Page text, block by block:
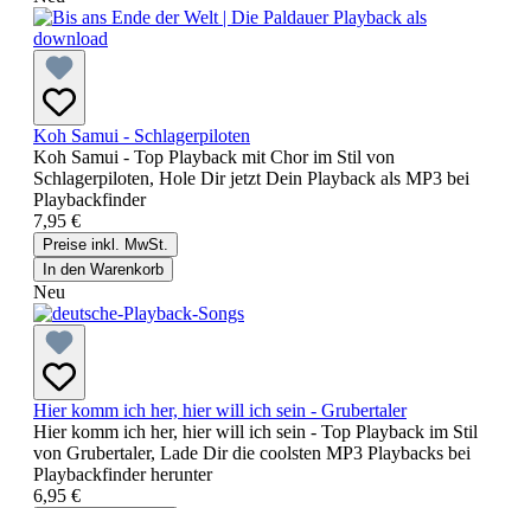
Koh Samui - Schlagerpiloten
Koh Samui - Top Playback mit Chor im Stil von
Schlagerpiloten, Hole Dir jetzt Dein Playback als MP3 bei
Playbackfinder
7,95 €
Preise inkl. MwSt.
In den Warenkorb
Neu
Hier komm ich her, hier will ich sein - Grubertaler
Hier komm ich her, hier will ich sein - Top Playback im Stil
von Grubertaler, Lade Dir die coolsten MP3 Playbacks bei
Playbackfinder herunter
6,95 €